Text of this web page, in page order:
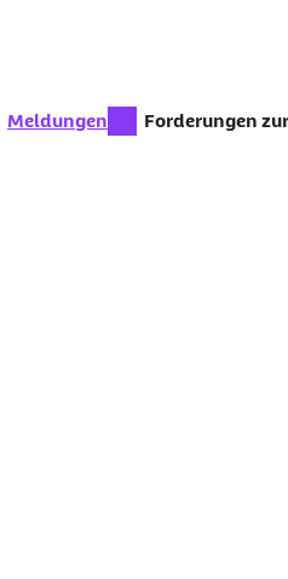
zur Zeit aktiv:
Meldungen Forderungen